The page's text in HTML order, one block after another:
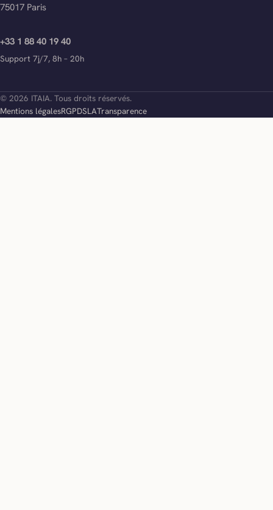
75017 Paris
+33 1 88 40 19 40
Support 7j/7, 8h – 20h
© 2026 ITAIA. Tous droits réservés.
Mentions légalesRGPDSLATransparence